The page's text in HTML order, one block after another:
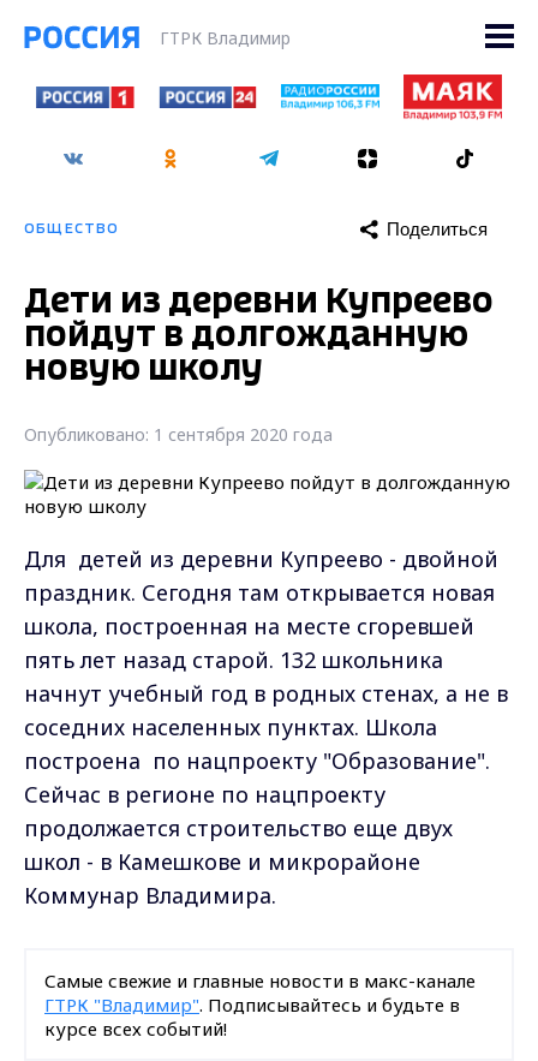
ГТРК Владимир
ОБЩЕСТВО Поделиться
Дети из деревни Купреево
пойдут в долгожданную
новую школу
Опубликовано: 1 сентября 2020 года
Для детей из деревни Купреево - двойной
праздник. Сегодня там открывается новая
школа, построенная на месте сгоревшей
пять лет назад старой. 132 школьника
начнут учебный год в родных стенах, а не в
соседних населенных пунктах. Школа
построена по нацпроекту "Образование".
Сейчас в регионе по нацпроекту
продолжается строительство еще двух
школ - в Камешкове и микрорайоне
Коммунар Владимира.
Самые свежие и главные новости в макс-канале
ГТРК "Владимир". Подписывайтесь и будьте в
курсе всех событий!